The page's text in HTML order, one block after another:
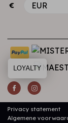
€
Privacy statement
Algemene
LOYALTY